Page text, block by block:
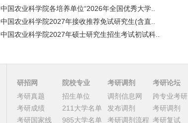
中国农业科学院各培养单位“2026年全国优秀大学..
中国农业科学院2027年接收推荐免试研究生(含直..
中国农业科学院2027年硕士研究生招生考试初试科..
研招网
考研真题
考研成绩
考研国家线
院校专业
招生单位
211大学名单
985大学名单
考研调剂
调剂信息网
发布调剂
考研调剂流程
考研论坛
跨专业考研
考研调剂
考研复试